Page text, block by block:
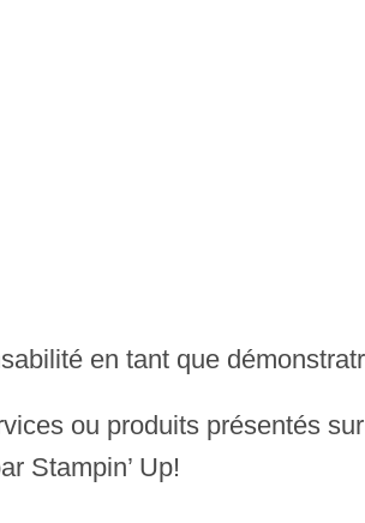
en tant que
ou produits présentés
Stampin’ Up!